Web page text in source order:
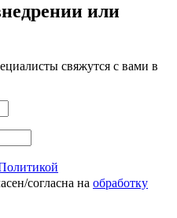
или
свяжутся с вами в
согласна на обработку